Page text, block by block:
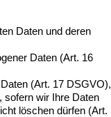
Daten und deren
Daten (Art. 16
(Art. 17 DSGVO),
sofern wir Ihre Daten
löschen dürfen (Art.